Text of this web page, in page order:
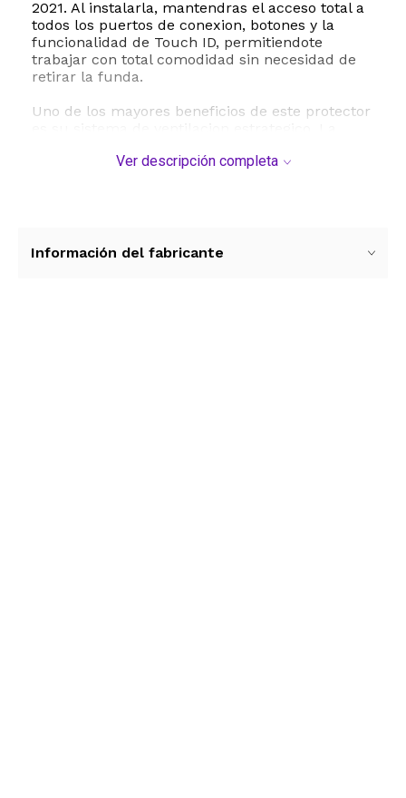
2021. Al instalarla, mantendras el acceso total a
todos los puertos de conexion, botones y la
funcionalidad de Touch ID, permitiendote
trabajar con total comodidad sin necesidad de
retirar la funda.
Uno de los mayores beneficios de este protector
para facilitar el flujo de aire constante, evitando
escritura y asegurando que el equipo se
Ver descripción completa
Información del fabricante